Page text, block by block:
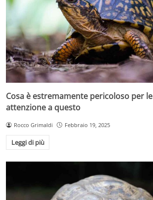
Cosa è estremamente pericoloso per
attenzione a questo
Rocco Grimaldi Febbraio 19, 2025
Leggi di più